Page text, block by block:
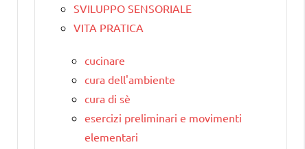
SVILUPPO SENSORIALE
VITA PRATICA
cucinare
cura dell'ambiente
cura di sè
esercizi preliminari e movimenti
elementari